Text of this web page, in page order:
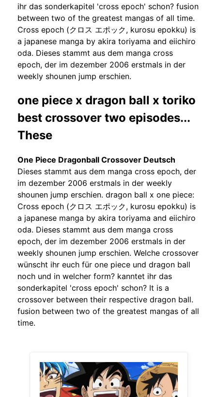
ihr das sonderkapitel 'cross epoch' schon? fusion
between two of the greatest mangas of all time.
Cross epoch (クロス エポック, kurosu epokku) is
a japanese manga by akira toriyama and eiichiro
oda. Dieses stammt aus dem manga cross
epoch, der im dezember 2006 erstmals in der
weekly shounen jump erschien.
one piece x dragon ball x toriko
best crossover two episodes...
These
One Piece Dragonball Crossover Deutsch
Dieses stammt aus dem manga cross epoch, der
im dezember 2006 erstmals in der weekly
shounen jump erschien. dragon ball x one piece:
Cross epoch (クロス エポック, kurosu epokku) is
a japanese manga by akira toriyama and eiichiro
oda. Dieses stammt aus dem manga cross
epoch, der im dezember 2006 erstmals in der
weekly shounen jump erschien. Welche crossover
wünscht ihr euch für one piece und dragon ball
noch und in welcher form? kanntet ihr das
sonderkapitel 'cross epoch' schon? It is a
crossover between their respective dragon ball.
fusion between two of the greatest mangas of all
time.